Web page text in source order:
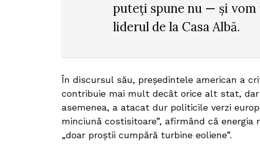
puteți spune nu — și
liderul de la Casa Albă.
În discursul său, președintele american a
contribuie mai mult decât orice alt stat,
asemenea, a atacat dur politicile verzi
minciună costisitoare”, afirmând că energia
„doar proștii cumpără turbine eoliene”.